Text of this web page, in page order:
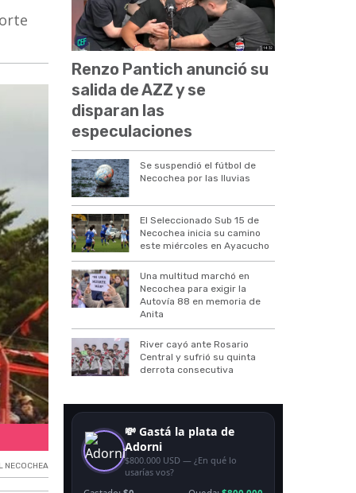
Hinchada de Mataderos.
NECOCHEA
Renzo Pantich anunció su
salida de AZZ y se
disparan las
especulaciones
Se suspendió el fútbol de
Necochea por las lluvias
El Seleccionado Sub 15 de
Necochea inicia su camino
este miércoles en Ayacucho
Una multitud marchó en
Necochea para exigir la
Autovía 88 en memoria de
Anita
River cayó ante Rosario
Central y sufrió su quinta
derrota consecutiva